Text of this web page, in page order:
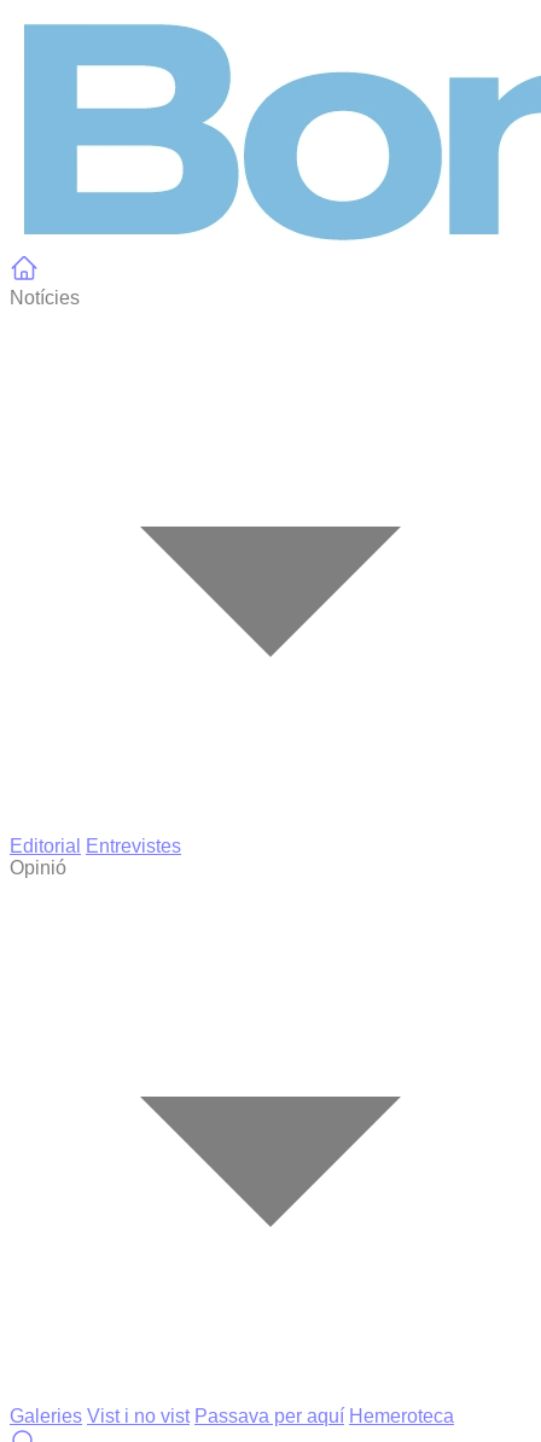
Notícies
Editorial
Entrevistes
Opinió
Galeries Vist i no vist Passava per aquí Hemeroteca